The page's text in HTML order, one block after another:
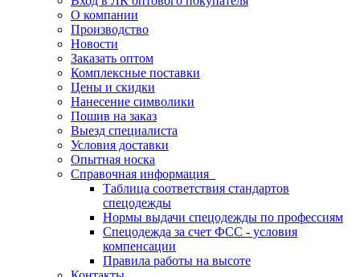
О компании
Производство
Новости
Заказать оптом
Комплексные поставки
Цены и скидки
Нанесение символики
Пошив на заказ
Выезд специалиста
Условия доставки
Опытная носка
Справочная информация
Таблица соответствия стандартов
спецодежды
Нормы выдачи спецодежды по профессиям
Спецодежда за счет ФСС - условия
компенсации
Правила работы на высоте